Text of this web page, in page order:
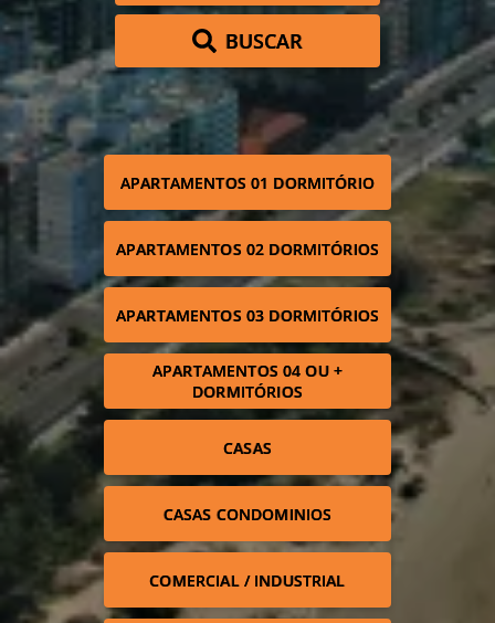
BUSCAR
APARTAMENTOS 01 DORMITÓRIO
APARTAMENTOS 02 DORMITÓRIOS
APARTAMENTOS 03 DORMITÓRIOS
APARTAMENTOS 04 OU +
DORMITÓRIOS
CASAS
CASAS CONDOMINIOS
COMERCIAL / INDUSTRIAL